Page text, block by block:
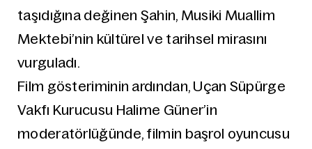
taşıdığına değinen Şahin, Musiki Muallim
Mektebi’nin kültürel ve tarihsel mirasını
vurguladı.
Film gösteriminin ardından, Uçan Süpürge
Vakfı Kurucusu Halime Güner’in
moderatörlüğünde, filmin başrol oyuncusu